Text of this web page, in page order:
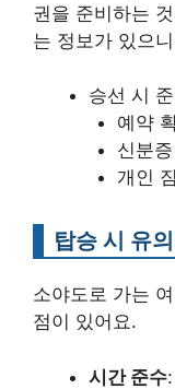
권을 준비하는
는 정보가 있으
승선 시
예약
신분증
개인
탑승 시 유
소야도로 가는
점이 있어요.
시간 준수